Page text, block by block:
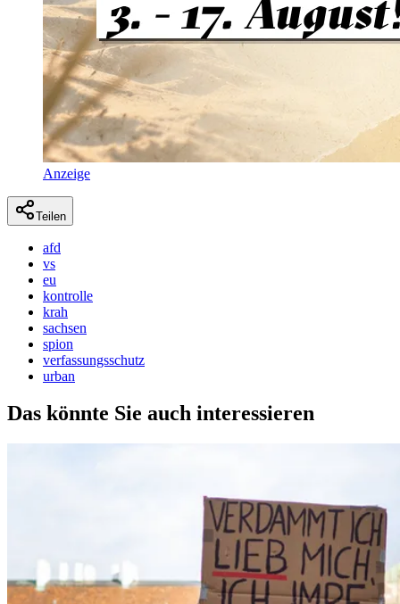
Anzeige
Teilen
afd
vs
eu
kontrolle
krah
sachsen
spion
verfassungsschutz
urban
Das könnte Sie auch interessieren